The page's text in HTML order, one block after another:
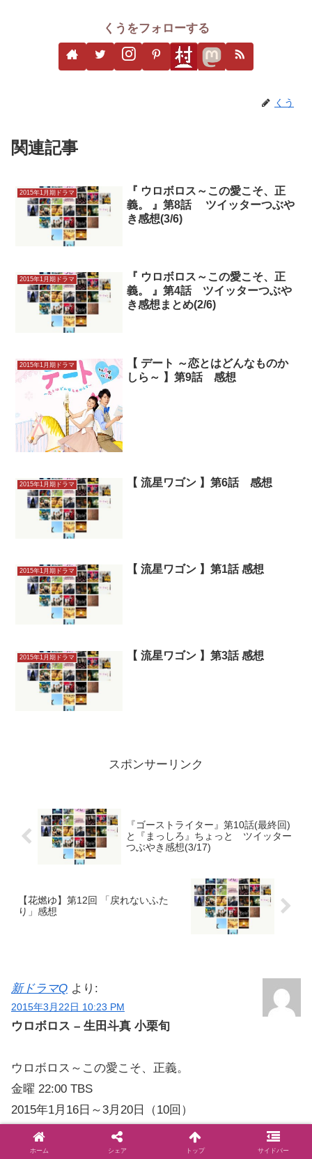
くうをフォローする
くう
関連記事
2015年1月期ドラマ
『 ウロボロス～この愛こそ、正
義。 』第8話 ツイッターつぶや
き感想(3/6)
2015年1月期ドラマ
『 ウロボロス～この愛こそ、正
義。 』第4話 ツイッターつぶや
き感想まとめ(2/6)
2015年1月期ドラマ
【 デート ～恋とはどんなものか
しら～ 】第9話 感想
2015年1月期ドラマ 【 流星ワゴン 】第6話 感想
2015年1月期ドラマ 【 流星ワゴン 】第1話 感想
2015年1月期ドラマ 【 流星ワゴン 】第3話 感想
スポンサーリンク
『ゴーストライター』第10話(最終回)
と『まっしろ』ちょっと ツイッター
つぶやき感想(3/17)
【花燃ゆ】第12回 「戻れないふた
り」感想
新ドラマQ より:
2015年3月22日 10:23 PM
ウロボロス – 生田斗真 小栗旬
ウロボロス～この愛こそ、正義。
金曜 22:00 TBS
2015年1月16日～3月20日（10回）
[キャスト]
ホーム シェア トップ サイドバー